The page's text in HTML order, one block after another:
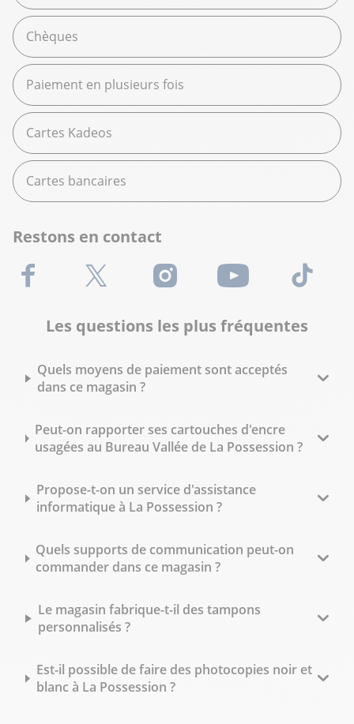
Chèques
Paiement en plusieurs fois
Cartes Kadeos
Cartes bancaires
Restons en contact
Facebook X (Twitter) Instagram Youtube TikTok
Les questions les plus fréquentes
Quels moyens de paiement sont acceptés
dans ce magasin ?
Peut-on rapporter ses cartouches d'encre
usagées au Bureau Vallée de La Possession ?
Propose-t-on un service d'assistance
informatique à La Possession ?
Quels supports de communication peut-on
commander dans ce magasin ?
Le magasin fabrique-t-il des tampons
personnalisés ?
Est-il possible de faire des photocopies noir et
blanc à La Possession ?